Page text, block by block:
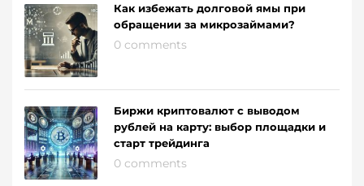
Как избежать долговой ямы при
обращении за микрозаймами?
0 comments
Биржи криптовалют с выводом
рублей на карту: выбор площадки и
старт трейдинга
0 comments